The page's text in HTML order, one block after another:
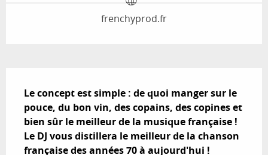
frenchyprod.fr
Le concept est simple : de quoi manger sur le
pouce, du bon vin, des copains, des copines et
bien sûr le meilleur de la musique française !
Le DJ vous distillera le meilleur de la chanson
française des années 70 à aujourd'hui !